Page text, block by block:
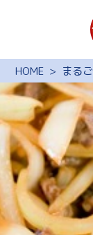
HOME まる